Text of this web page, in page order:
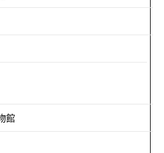
館